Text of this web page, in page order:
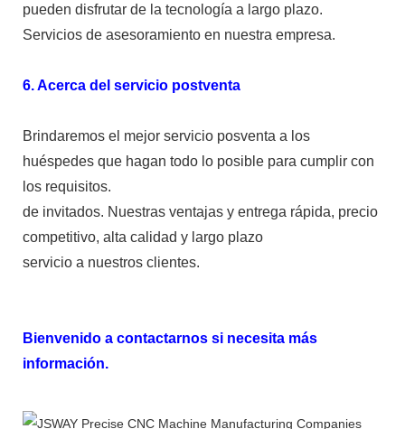
pueden disfrutar de la tecnología a largo plazo.
Servicios de asesoramiento en nuestra empresa.
6. Acerca del servicio postventa
Brindaremos el mejor servicio posventa a los
huéspedes que hagan todo lo posible para cumplir con
los requisitos.
de invitados. Nuestras ventajas y entrega rápida, precio
competitivo, alta calidad y largo plazo
servicio a nuestros clientes.
Bienvenido a contactarnos si necesita más
información.